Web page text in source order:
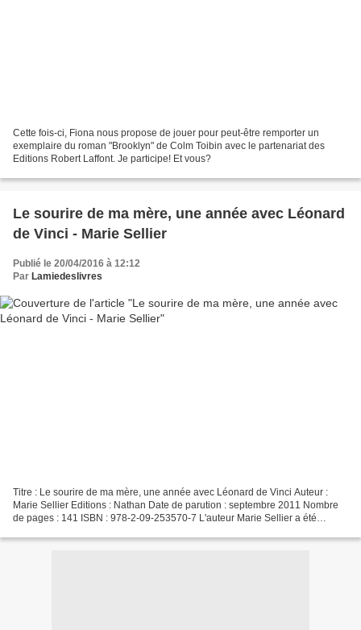
Cette fois-ci, Fiona nous propose de jouer pour peut-être remporter un
exemplaire du roman "Brooklyn" de Colm Toibin avec le partenariat des
Editions Robert Laffont. Je participe! Et vous?
Le sourire de ma mère, une année avec Léonard
de Vinci - Marie Sellier
Publié le 20/04/2016 à 12:12
Par Lamiedeslivres
Titre : Le sourire de ma mère, une année avec Léonard de Vinci Auteur :
Marie Sellier Editions : Nathan Date de parution : septembre 2011 Nombre
de pages : 141 ISBN : 978-2-09-253570-7 L'auteur Marie Sellier a été